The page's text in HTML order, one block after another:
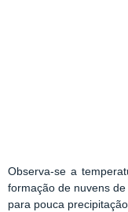
Observa-se a
formação de nuvens
para pouca